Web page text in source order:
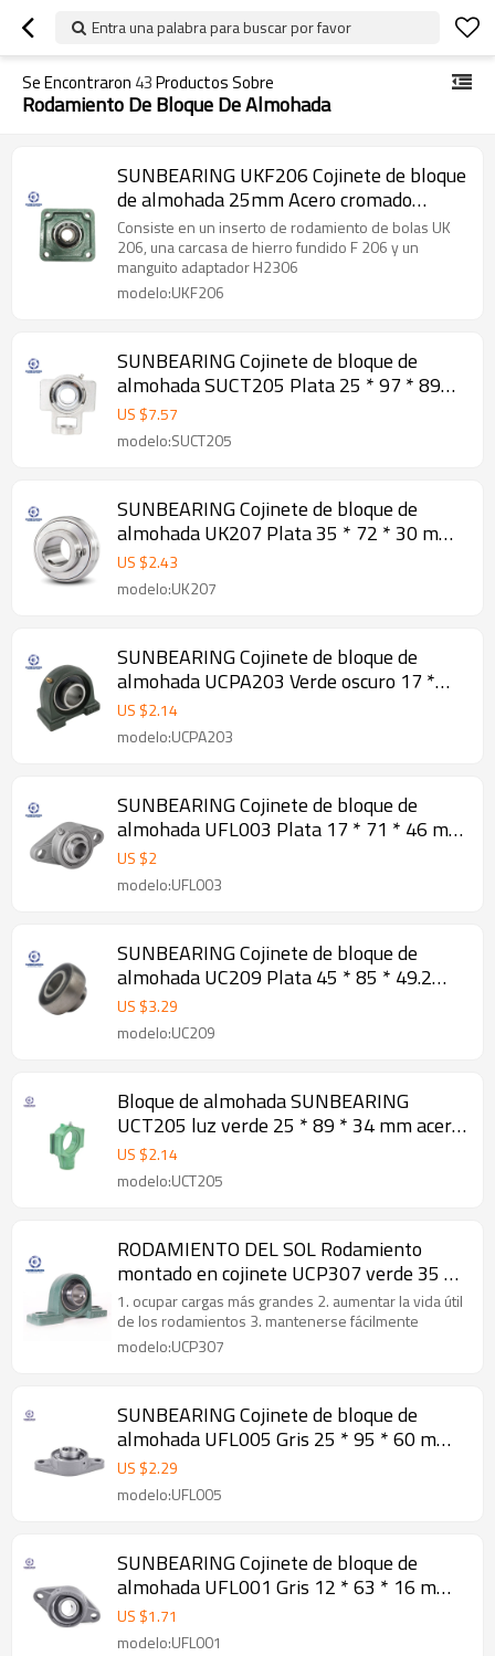
Entra una palabra para buscar por favor
Se Encontraron 43Productos Sobre
Rodamiento De Bloque De Almohada
SUNBEARING UKF206 Cojinete de bloque
de almohada 25mm Acero cromado
GCR15 Verde
Consiste en un inserto de rodamiento de bolas UK
206, una carcasa de hierro fundido F 206 y un
manguito adaptador H2306
modelo:UKF206
SUNBEARING Cojinete de bloque de
almohada SUCT205 Plata 25 * 97 * 89
mm Acero inoxidable GCR15
US $7.57
modelo:SUCT205
SUNBEARING Cojinete de bloque de
almohada UK207 Plata 35 * 72 * 30 mm
Acero inoxidable GCR15
US $2.43
modelo:UK207
SUNBEARING Cojinete de bloque de
almohada UCPA203 Verde oscuro 17 *
30.2 * 76 mm Acero al cromo GCR15
US $2.14
modelo:UCPA203
SUNBEARING Cojinete de bloque de
almohada UFL003 Plata 17 * 71 * 46 mm
Acero inoxidable GCR15
US $2
modelo:UFL003
SUNBEARING Cojinete de bloque de
almohada UC209 Plata 45 * 85 * 49.2
mm Acero al cromo GCR15
US $3.29
modelo:UC209
Bloque de almohada SUNBEARING
UCT205 luz verde 25 * 89 * 34 mm acero
inoxidable GCR15
US $2.14
modelo:UCT205
RODAMIENTO DEL SOL Rodamiento
montado en cojinete UCP307 verde 35 *
48 * 210 mm acero inoxidable
1. ocupar cargas más grandes 2. aumentar la vida útil
de los rodamientos 3. mantenerse fácilmente
modelo:UCP307
SUNBEARING Cojinete de bloque de
almohada UFL005 Gris 25 * 95 * 60 mm
Acero al cromo GCR15
US $2.29
modelo:UFL005
SUNBEARING Cojinete de bloque de
almohada UFL001 Gris 12 * 63 * 16 mm
Aleación de zinc
US $1.71
modelo:UFL001